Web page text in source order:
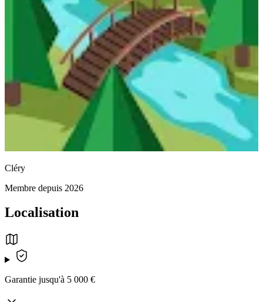
Cléry
Membre depuis 2026
Localisation
Garantie jusqu'à 5 000 €